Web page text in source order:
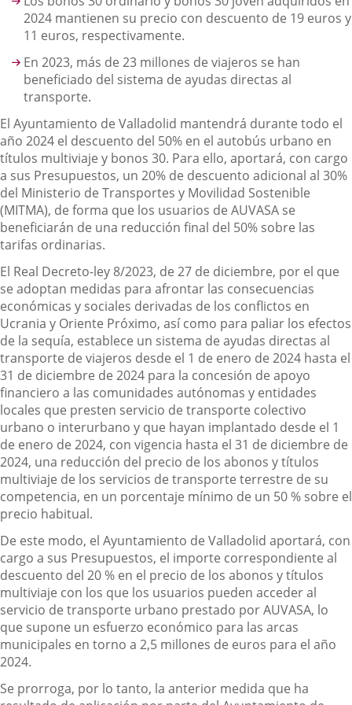
2024 mantienen su precio con descuento de 19 euros y
11 euros, respectivamente.
En 2023, más de 23 millones de viajeros se han
beneficiado del sistema de ayudas directas al
transporte.
El Ayuntamiento de Valladolid mantendrá durante todo el
año 2024 el descuento del 50% en el autobús urbano en
títulos multiviaje y bonos 30. Para ello, aportará, con cargo
a sus Presupuestos, un 20% de descuento adicional al 30%
del Ministerio de Transportes y Movilidad Sostenible
(MITMA), de forma que los usuarios de AUVASA se
beneficiarán de una reducción final del 50% sobre las
tarifas ordinarias.
El Real Decreto-ley 8/2023, de 27 de diciembre, por el que
se adoptan medidas para afrontar las consecuencias
económicas y sociales derivadas de los conflictos en
Ucrania y Oriente Próximo, así como para paliar los efectos
de la sequía, establece un sistema de ayudas directas al
transporte de viajeros desde el 1 de enero de 2024 hasta el
31 de diciembre de 2024 para la concesión de apoyo
financiero a las comunidades autónomas y entidades
locales que presten servicio de transporte colectivo
urbano o interurbano y que hayan implantado desde el 1
de enero de 2024, con vigencia hasta el 31 de diciembre de
2024, una reducción del precio de los abonos y títulos
multiviaje de los servicios de transporte terrestre de su
competencia, en un porcentaje mínimo de un 50 % sobre el
precio habitual.
De este modo, el Ayuntamiento de Valladolid aportará, con
cargo a sus Presupuestos, el importe correspondiente al
descuento del 20 % en el precio de los abonos y títulos
multiviaje con los que los usuarios pueden acceder al
servicio de transporte urbano prestado por AUVASA, lo
que supone un esfuerzo económico para las arcas
municipales en torno a 2,5 millones de euros para el año
2024.
Se prorroga, por lo tanto, la anterior medida que ha